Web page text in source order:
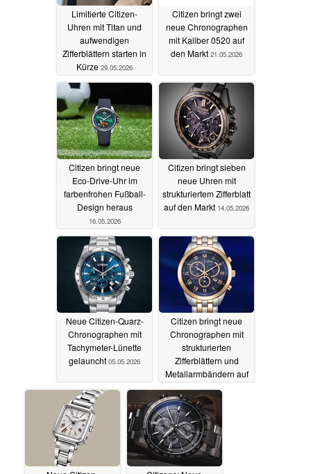
Limitierte Citizen-
Uhren mit Titan und
aufwendigen
Zifferblättern starten in
Kürze 29.05.2026
Citizen bringt zwei
neue Chronographen
mit Kaliber 0520 auf
den Markt 21.05.2026
Citizen bringt neue
Eco-Drive-Uhr im
farbenfrohen Fußball-
Design heraus
16.05.2026
Citizen bringt sieben
neue Uhren mit
strukturiertem Zifferblatt
auf den Markt 14.05.2026
Neue Citizen-Quarz-
Chronographen mit
Tachymeter-Lünette
gelauncht 05.05.2026
Citizen bringt neue
Chronographen mit
strukturierten
Zifferblättern und
Metallarmbändern auf
05.05.2026